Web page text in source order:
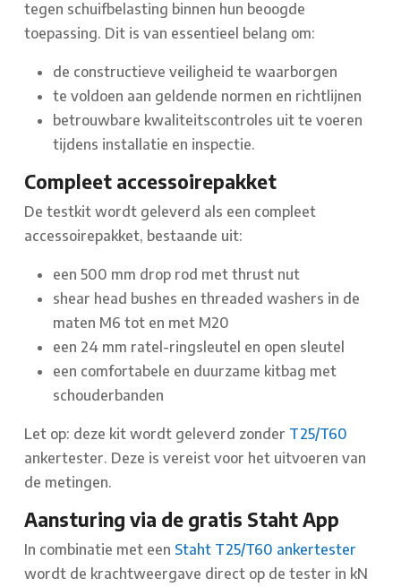
tegen schuifbelasting binnen hun beoogde
toepassing. Dit is van essentieel belang om:
de constructieve veiligheid te waarborgen
te voldoen aan geldende normen en richtlijnen
betrouwbare kwaliteitscontroles uit te voeren
tijdens installatie en inspectie.
Compleet accessoirepakket
De testkit wordt geleverd als een compleet
accessoirepakket, bestaande uit:
een 500 mm drop rod met thrust nut
shear head bushes en threaded washers in de
maten M6 tot en met M20
een 24 mm ratel-ringsleutel en open sleutel
een comfortabele en duurzame kitbag met
schouderbanden
Let op: deze kit wordt geleverd zonder T25/T60
ankertester. Deze is vereist voor het uitvoeren van
de metingen.
Aansturing via de gratis Staht App
In combinatie met een Staht T25/T60 ankertester
wordt de krachtweergave direct op de tester in kN